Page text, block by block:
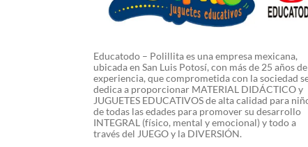
Educatodo – Polillita es una empresa mexicana,
ubicada en San Luis Potosí, con más de 25 años de
experiencia, que comprometida con la sociedad
dedica a proporcionar MATERIAL DIDÁCTICO y
JUGUETES EDUCATIVOS de alta calidad para
de todas las edades para promover su desarrollo
INTEGRAL (físico, mental y emocional) y todo a
través del JUEGO y la DIVERSIÓN.